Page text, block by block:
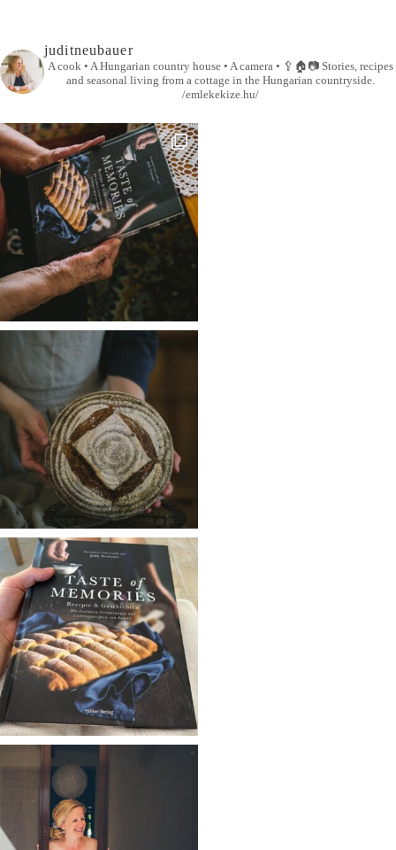
juditneubauer
A cook • A Hungarian country house • A camera • 🥄🏠📷Stories, recipes
and seasonal living from a cottage in the Hungarian countryside.
/emlekekize.hu/